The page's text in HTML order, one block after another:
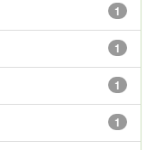
1
1
1
1